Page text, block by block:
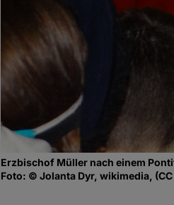
Erzbischof Müller nach einem
Foto: © Jolanta Dyr, wikimedia, (CC